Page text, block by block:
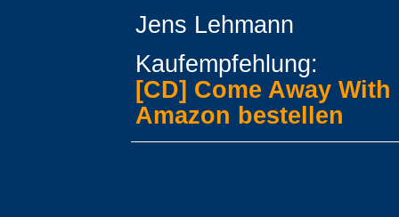
Jens Lehmann
Kaufempfehlung:
[CD] Come Away With
Amazon bestellen